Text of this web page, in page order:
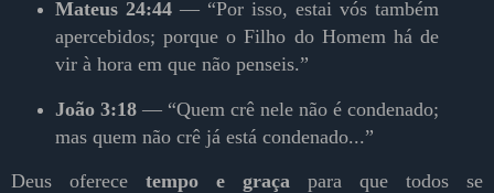
Mateus 24:44— “Por isso, estai vós também
apercebidos; porque o Filho do Homem há de
vir à hora em que não penseis.”
João 3:18— “Quem crê nele não é condenado;
mas quem não crê já está condenado...”
Deus oferece tempo e graça para que todos se